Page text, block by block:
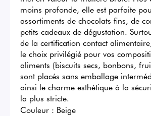
moins profonde, elle est parfaite
assortiments de chocolats fins, de
petits cadeaux de dégustation.
de la certification contact
le choix privilégié pour vos
aliments (biscuits secs, bonbons,
sont placés sans emballage
ainsi le charme esthétique à la
la plus stricte.
Couleur : Beige